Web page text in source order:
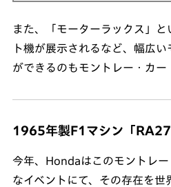
また、「モーターラックス」と
ト機が展示されるなど、幅広
ができるのもモントレー・カー
1965年製F1マシン「
今年、Hondaはこのモントレ
なイベントにて、その存在を世